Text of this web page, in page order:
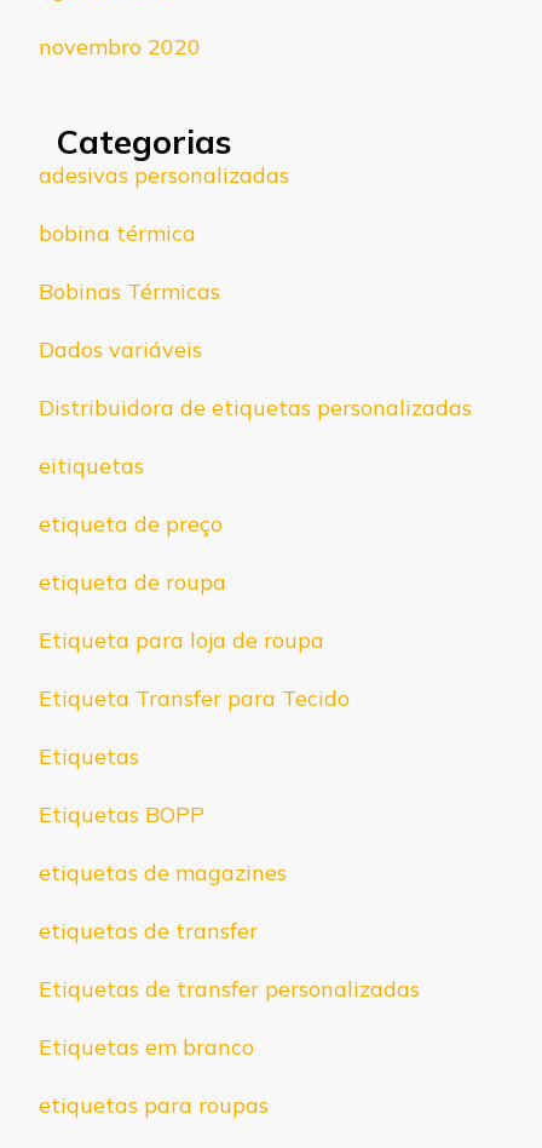
novembro 2020
Categorias
adesivas personalizadas
bobina térmica
Bobinas Térmicas
Dados variáveis
Distribuidora de etiquetas personalizadas
eitiquetas
etiqueta de preço
etiqueta de roupa
Etiqueta para loja de roupa
Etiqueta Transfer para Tecido
Etiquetas
Etiquetas BOPP
etiquetas de magazines
etiquetas de transfer
Etiquetas de transfer personalizadas
Etiquetas em branco
etiquetas para roupas